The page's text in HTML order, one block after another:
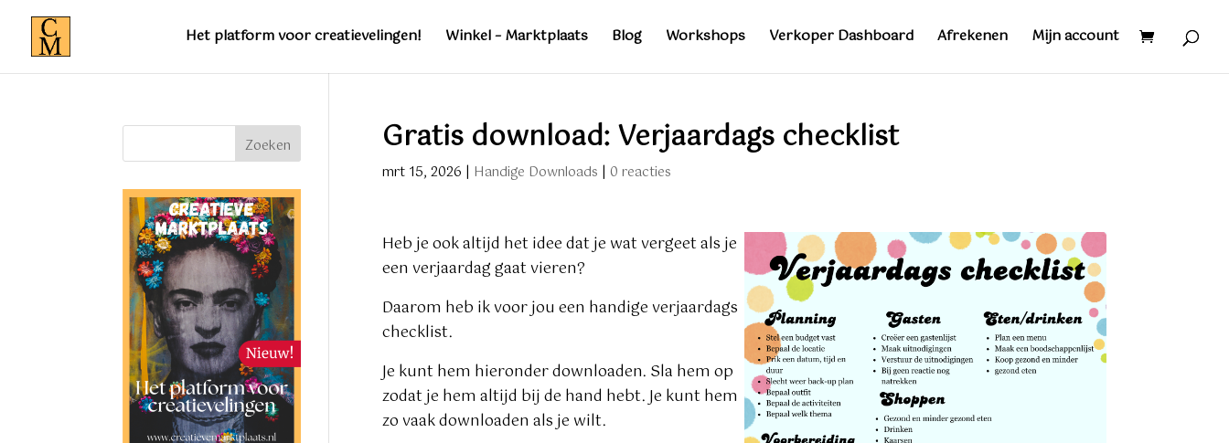
Het platform voor creatievelingen! Winkel – Marktplaats Blog Workshops Verkoper Dashboard Afrekenen Mijn account
Gratis download: Verjaardags checklist
mrt 15, 2026 | Handige Downloads | 0 reacties
Heb je ook altijd het idee dat je wat vergeet als je
een verjaardag gaat vieren?
Daarom heb ik voor jou een handige verjaardags
checklist.
Je kunt hem hieronder downloaden. Sla hem op
zodat je hem altijd bij de hand hebt. Je kunt hem
zo vaak downloaden als je wilt.
Zoeken